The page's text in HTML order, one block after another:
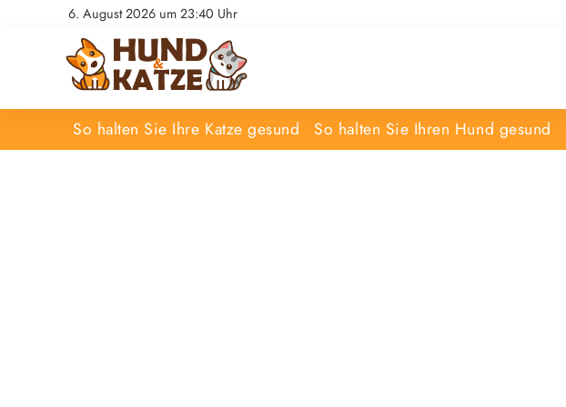
6. August 2026 um 23:40 Uhr
So halten Sie Ihre Katze gesund So halten Sie Ihren Hund gesund